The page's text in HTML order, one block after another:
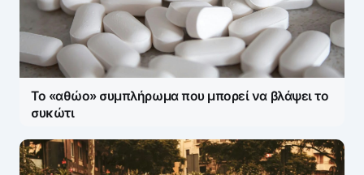
Το «αθώο» συμπλήρωμα που μπορεί να βλάψει το
συκώτι